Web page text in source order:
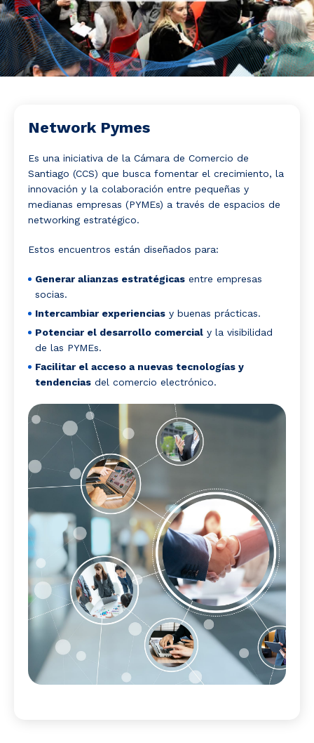
Unidades de Servicios
Network Pymes
Es una iniciativa de la Cámara de Comercio de
Santiago (CCS) que busca fomentar el crecimiento, la
innovación y la colaboración entre pequeñas y
medianas empresas (PYMEs) a través de espacios de
networking estratégico.
Estos encuentros están diseñados para:
Generar alianzas estratégicas entre empresas
socias.
Intercambiar experiencias y buenas prácticas.
Potenciar el desarrollo comercial y la visibilidad
de las PYMEs.
Facilitar el acceso a nuevas tecnologías y
tendencias del comercio electrónico.